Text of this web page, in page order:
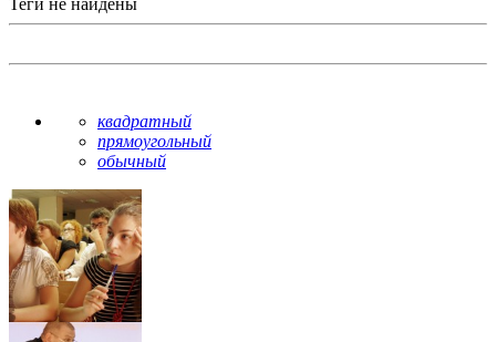
Теги не найдены
квадратный
прямоугольный
обычный